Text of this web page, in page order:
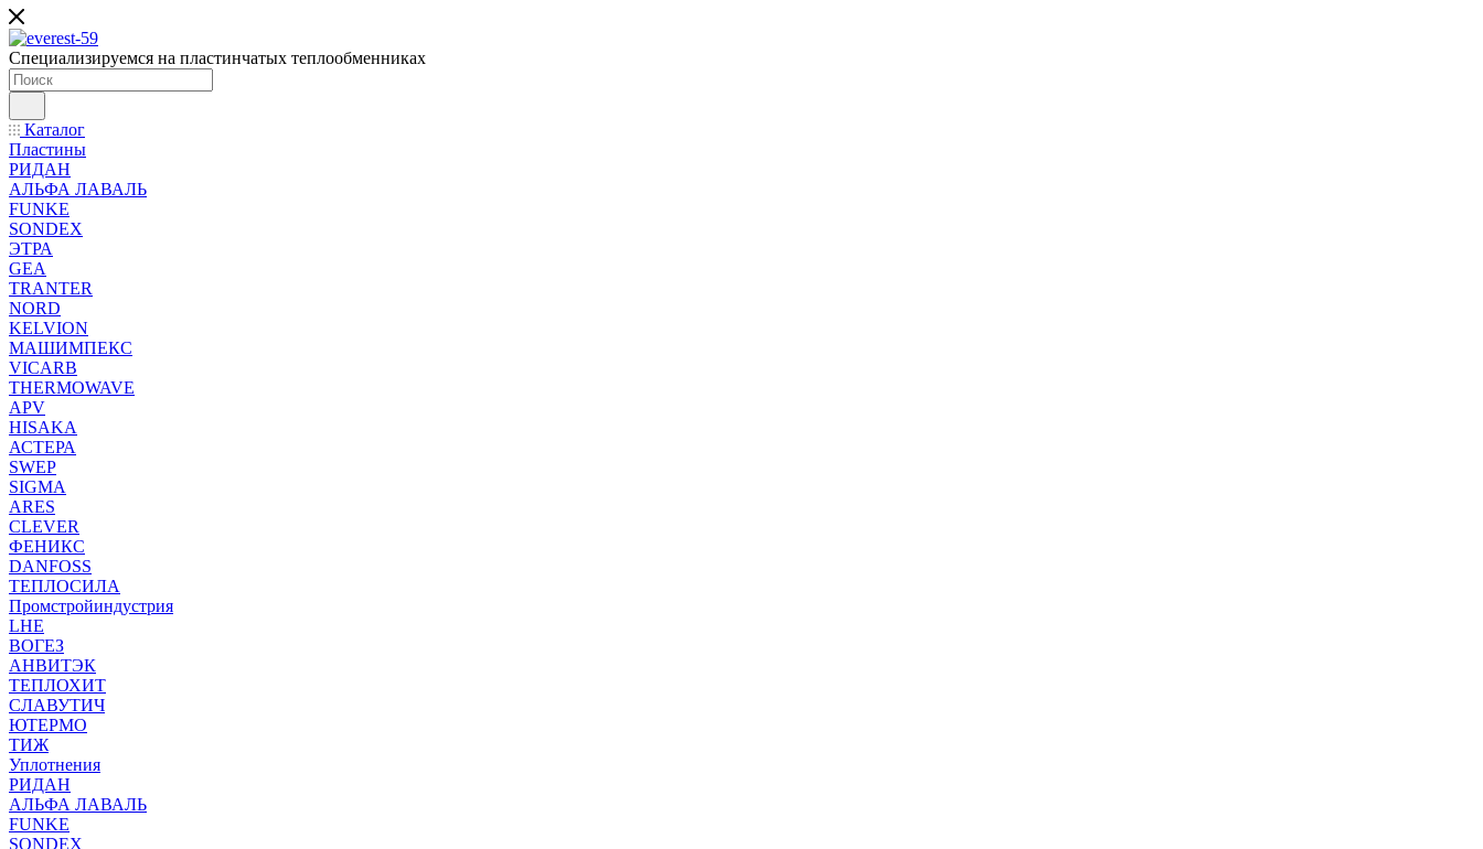
Специализируемся на пластинчатых теплообменниках
Каталог
Пластины
РИДАН
АЛЬФА ЛАВАЛЬ
FUNKE
SONDEX
ЭТРА
GEA
TRANTER
NORD
KELVION
МАШИМПЕКС
VICARB
THERMOWAVE
APV
HISAKA
АСТЕРА
SWEP
SIGMA
ARES
CLEVER
ФЕНИКС
DANFOSS
ТЕПЛОСИЛА
Промстройиндустрия
LHE
ВОГЕЗ
АНВИТЭК
ТЕПЛОХИТ
СЛАВУТИЧ
ЮТЕРМО
ТИЖ
Уплотнения
РИДАН
АЛЬФА ЛАВАЛЬ
FUNKE
SONDEX